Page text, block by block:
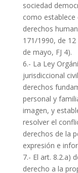
sociedad
como establece
derechos
171/1990, de
de mayo, FJ 4).
6.- La Ley
jurisdiccional
derechos
personal y
imagen, y
resolver el
derechos de la
expresión e
7.- El art. 8.2.a)
derecho a la